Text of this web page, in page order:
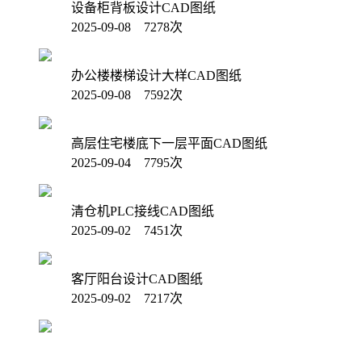
设备柜背板设计CAD图纸
2025-09-08 7278次
办公楼楼梯设计大样CAD图纸
2025-09-08 7592次
高层住宅楼底下一层平面CAD图纸
2025-09-04 7795次
清仓机PLC接线CAD图纸
2025-09-02 7451次
客厅阳台设计CAD图纸
2025-09-02 7217次